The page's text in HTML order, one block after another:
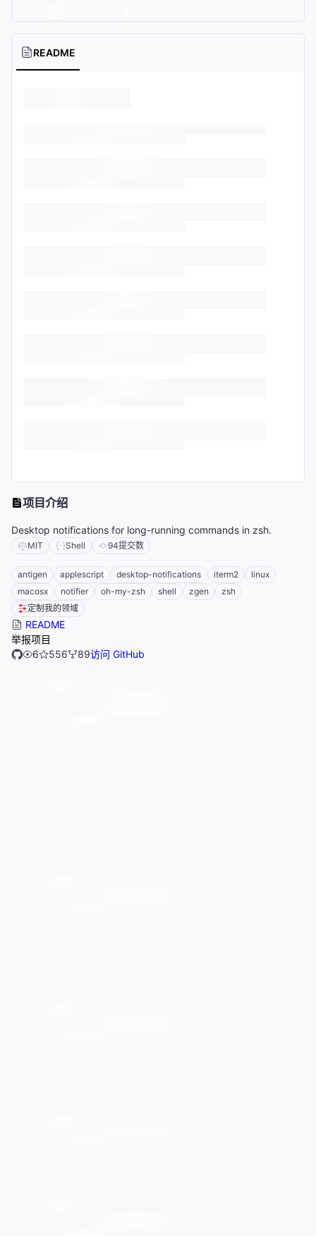
README
项目介绍
Desktop notifications for long-running commands in zsh.
MIT Shell 94提交数
antigen applescript desktop-notifications iterm2
linux
macosx
notifier oh-my-zsh shell zgen
zsh
定制我的领域
README
举报项目
6
556 89访问 GitHub